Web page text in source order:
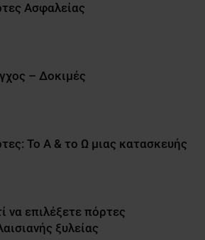
Ασφαλείας
– Δοκιμές
Το Α & το Ω μιας κατασκευής
να επιλέξετε πόρτες
ξυλείας